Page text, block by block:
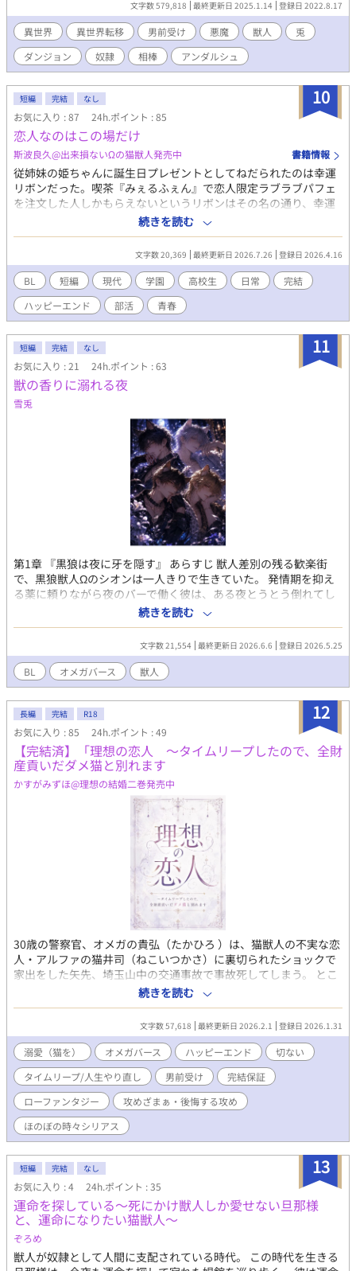
ジョン探索の相棒として護衛してもらうことに。 最初は樹の魔力
ほしさに契約したカイルだが、共に過ごすうちに独占欲全開にな
っていく。 「コイツは俺のだ。他の誰にもやらねえ」 カイルの顔
が超絶タイプな樹は、思わせぶりで色気たっぷりのカイルに、だ
んだん翻弄されていく…… みたいな話です。戦闘あり、陰謀あり
の世界をかっこよく切り抜けながら、仲を深めていく二人を書い
ていきたい(初心表明) R15くらい→☆ R18→★マークを見出しに
つけます。 2023 8/27 BL4位ありがとうございます♪ 10/7 一章完
結しました！ 二章も続けて連載します！ 11/8スピンオフ作品
「新婚約者は苦手な狼獣人！？ 〜婚約破棄をがんばりたいの
に、溺愛してきて絆されそうです」も、本編と時系列をあわせて
同時連載中です。 対抗戦付近のクインシー視点がたっぷり読めま
す！ エイダンとセルジュのスピンオフ「のんびり屋の熊獣人は、
ツンデレ猫獣人を可愛がりたくてしょうがない」もよろしくお願
いします。 11/27 スピンオフ完結しました！ 11/30本編完結済
み、番外編を投稿中！ 2024/2/11第四章開始しました。
2024/2/13書籍発行となりました！
文字数 579,818 最終更新日 2025.1.14 登録日 2022.8.17
異世界 異世界転移 男前受け 悪魔 獣人
兎
ダンジョン
奴隷 相棒 アンダルシュ
10
短編 完結 なし
お気に入り : 87 24h.ポイント : 85
恋人なのはこの場だけ
斯波良久@出来損ないΩの猫獣人発売中 書籍情報
従姉妹の姫ちゃんに誕生日プレゼントとしてねだられたのは幸運
リボンだった。喫茶『みぇるふぇん』で恋人限定ラブラブパフェ
を注文した人しかもらえないというリボンはその名の通り、幸運
をもたらしてくれるらしい。姫ちゃんが見せてくれたSNSの検索
画面にはいくつものご利益コメントが載せられていた。てっきり
姫ちゃんと行くのだとばかり思っていたのだが、二組の隼人君と
行くように伝えてきて――。
続きを読む
文字数 20,369 最終更新日 2026.7.26 登録日 2026.4.16
BL 短編 現代 学園 高校生 日常
完結
ハッピーエンド
部活 青春
11
短編 完結 なし
お気に入り : 21 24h.ポイント : 63
獣の香りに溺れる夜
雪兎
第1章 『黒狼は夜に牙を隠す』 あらすじ 獣人差別の残る歓楽街
で、黒狼獣人Ωのシオンは一人きりで生きていた。 発情期を抑え
る薬に頼りながら夜のバーで働く彼は、ある夜とうとう倒れてし
まう。 保護局勤務の人間α・久世湊は、荒々しく牙を剥くシオン
を半ば強引に自宅へ連れ帰る。 「人間なんて信用できない」と拒
絶するシオンだったが、フェロモンに呑まれず、ただ静かに寄り
添う湊に少しずつ心を許していく。 けれど仮初めの関係には、終
わりが決まっていて――。 ⸻ 第2章 『白狐は嘘つきな恋をす
る』 あらすじ 人気配信者として活動する白狐獣人Ω・白月は、炎
上騒動をきっかけに世間から姿を消した。 行き場をなくした彼を
保護したのは、またしても久世湊だった。 軽薄で人懐っこく、誰
にでも愛想を振り撒く白月。 だがその笑顔の裏には、「誰にも本
当の自分を愛されない」という孤独が隠されていた。 恋人のふ
り、甘える演技、カメラ越しの囁き。 偽物の恋を続けるうちに、
白月は次第に湊へ本物の想いを抱き始める。 しかし湊は、決し
て“番”になろうとはしなかった。 ⸻ 第3章 『傷だらけの犬は
夢を見る』 あらすじ 警備隊任務中の事故で、シェパード獣人Ω・
ガロは発情誘発剤を浴びてしまう。 暴走寸前の彼を止めたのは、
保護局のαである久世湊だった。 軍属時代の後遺症に苦しみ、人
との距離を取って生きるガロ。 だが湊の匂いだけは、不思議と彼
を落ち着かせた。 眠れない夜。 悪夢に震える身体。 触れられる
たび蘇る傷跡。 それでも湊の隣だけは、少しだけ安心できてしま
う。 忠誠と執着の狭間で揺れる大型犬Ωの恋が、静かに始まる。
⸻ 第4章 『気まぐれ猫は愛を知らない』 あらすじ 没落した名
家の御曹司、ベンガル猫獣人Ω・レオン。 傲慢でわがままな彼
は、借金取りに追われた末に湊の家へ転がり込む。 家事もでき
ず、働きもせず、文句ばかり。 それなのに、湊に甘やかされるた
びレオンの孤独は少しずつほどけていく。 膝に乗る温もり。 喉を
鳴らす癖。 優しさを知ってしまった猫は、もう独りには戻れな
い。 けれど湊は誰にも執着しない。 だからこそレオンは、初め
て“選ばれたい”と願ってしまうのだった。
続きを読む
文字数 21,554 最終更新日 2026.6.6 登録日 2026.5.25
BL オメガバース 獣人
12
長編 完結 R18
お気に入り : 85 24h.ポイント : 49
【完結済】「理想の恋人 〜タイムリープしたので、全財
産貢いだダメ猫と別れます
かすがみずほ@理想の結婚二巻発売中
30歳の警察官、オメガの貴弘（たかひろ ）は、猫獣人の不実な恋
人・アルファの猫井司（ねこいつかさ）に裏切られたショックで
家出をした矢先、埼玉山中の交通事故で事故死してしまう。 とこ
ろが、気付けば猫井と出会う前に時間が戻っていた。 今度の人生
では猫井に振り回されるのをやめようと決心するが……。 本編
「理想の結婚 俺、犬とお見合いします」のスピンオフです。 全
く話が繋がっていないので、単体で問題なく読めます。 （本編の
コミカライズにつきましては、日頃より有難うございます）
続きを読む
文字数 57,618 最終更新日 2026.2.1 登録日 2026.1.31
溺愛（猫を） オメガバース ハッピーエンド
切ない
タイムリープ/人生やり直し
男前受け
完結保証
ローファンタジー
攻めざまぁ・後悔する攻め
ほのぼの時々シリアス
13
短編 完結 なし
お気に入り : 4 24h.ポイント : 35
運命を探している〜死にかけ獣人しか愛せない旦那様
と、運命になりたい猫獣人〜
ぞろめ
獣人が奴隷として人間に支配されている時代。 この時代を生きる